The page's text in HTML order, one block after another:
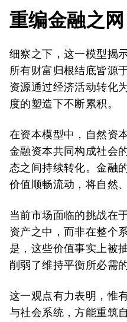
重编金融之网
细察之下，这一模型揭
所有财富归根结底皆源
资源通过经济活动转化
度的塑造下不断累积。
在资本模型中，自然资
金融资本共同构成社会
态之间持续转化。金融
价值顺畅流动，将自然
当前市场面临的挑战在
资产之中，而非在整个
是，这些价值事实上被
削弱了维持平衡所必需
这一观点有力表明，惟
与社会系统，方能重筑